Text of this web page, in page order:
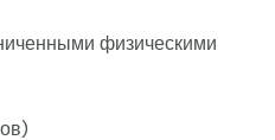
физическими